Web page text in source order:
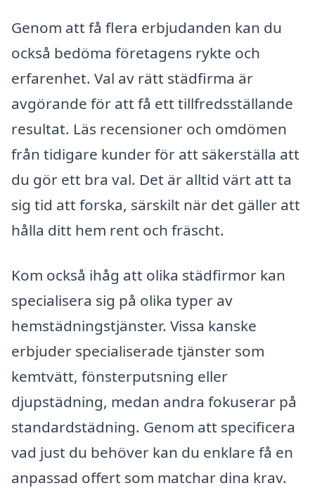
Genom att få flera erbjudanden kan du
också bedöma företagens rykte och
erfarenhet. Val av rätt städfirma är
avgörande för att få ett tillfredsställande
resultat. Läs recensioner och omdömen
från tidigare kunder för att säkerställa att
du gör ett bra val. Det är alltid värt att ta
sig tid att forska, särskilt när det gäller att
hålla ditt hem rent och fräscht.
Kom också ihåg att olika städfirmor kan
specialisera sig på olika typer av
hemstädningstjänster. Vissa kanske
erbjuder specialiserade tjänster som
kemtvätt, fönsterputsning eller
djupstädning, medan andra fokuserar på
standardstädning. Genom att specificera
vad just du behöver kan du enklare få en
anpassad offert som matchar dina krav.